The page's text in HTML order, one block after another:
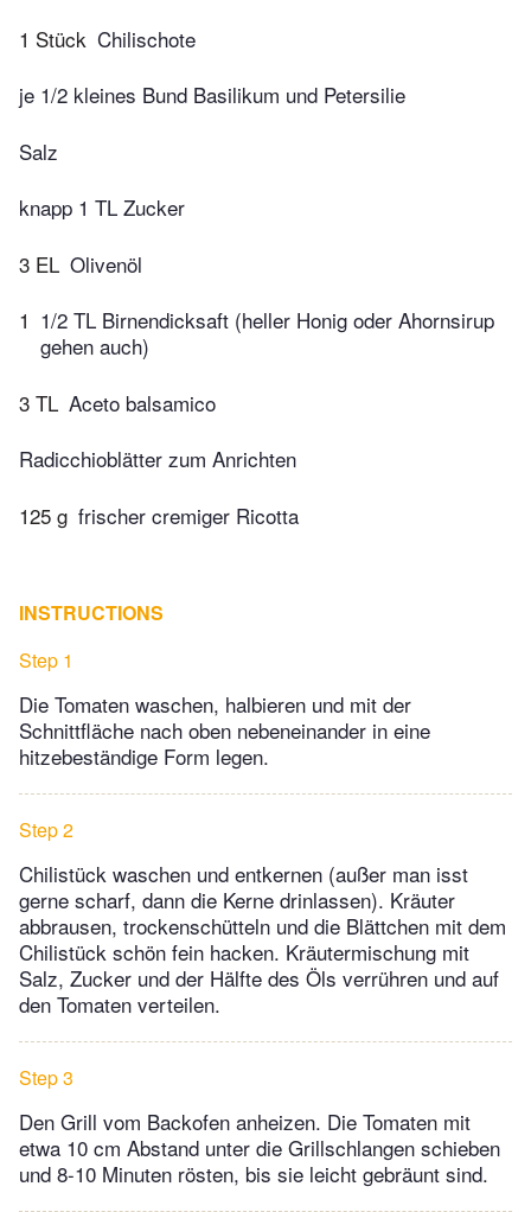
1 Stück Chilischote
je 1/2 kleines Bund Basilikum und Petersilie
Salz
knapp 1 TL Zucker
3 EL Olivenöl
1 1/2 TL Birnendicksaft (heller Honig oder Ahornsirup
gehen auch)
3 TL Aceto balsamico
Radicchioblätter zum Anrichten
125 g frischer cremiger Ricotta
INSTRUCTIONS
Step 1
Die Tomaten waschen, halbieren und mit der
Schnittfläche nach oben nebeneinander in eine
hitzebeständige Form legen.
Step 2
Chilistück waschen und entkernen (außer man isst
gerne scharf, dann die Kerne drinlassen). Kräuter
abbrausen, trockenschütteln und die Blättchen mit dem
Chilistück schön fein hacken. Kräutermischung mit
Salz, Zucker und der Hälfte des Öls verrühren und auf
den Tomaten verteilen.
Step 3
Den Grill vom Backofen anheizen. Die Tomaten mit
etwa 10 cm Abstand unter die Grillschlangen schieben
und 8-10 Minuten rösten, bis sie leicht gebräunt sind.